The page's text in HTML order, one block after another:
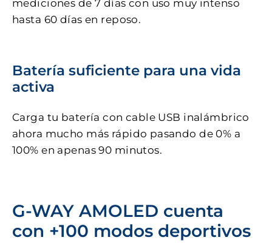
mediciones de 7 días con uso muy intenso
hasta 60 días en reposo.
Batería suficiente para una vida
activa
Carga tu batería con cable USB inalámbrico
ahora mucho más rápido pasando de 0% a
100% en apenas 90 minutos.
G-WAY AMOLED cuenta
con +100 modos deportivos